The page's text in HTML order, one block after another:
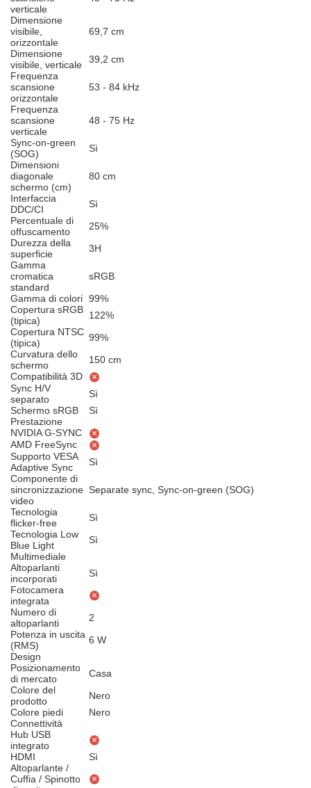
verticale
Dimensione
visibile,
orizzontale
69,7 cm
Dimensione
visibile, verticale
39,2 cm
Frequenza
scansione
orizzontale
53 - 84 kHz
Frequenza
scansione
verticale
48 - 75 Hz
Sync-on-green
(SOG)
Sì
Dimensioni
diagonale
schermo (cm)
80 cm
Interfaccia
DDC/CI
Sì
Percentuale di
offuscamento
25%
Durezza della
superficie
3H
Gamma
cromatica
standard
sRGB
Gamma di colori 99%
Copertura sRGB
(tipica)
122%
Copertura NTSC
(tipica)
99%
Curvatura dello
schermo
150 cm
Compatibilità 3D
Sync H/V
separato
Sì
Schermo sRGB
Sì
Prestazione
NVIDIA G-SYNC
AMD FreeSync
Supporto VESA
Adaptive Sync
Sì
Componente di
sincronizzazione
video
Separate sync, Sync-on-green (SOG)
Tecnologia
flicker-free
Sì
Tecnologia Low
Blue Light
Sì
Multimediale
Altoparlanti
incorporati
Sì
Fotocamera
integrata
Numero di
altoparlanti
2
Potenza in uscita
(RMS)
6 W
Design
Posizionamento
di mercato
Casa
Colore del
prodotto
Nero
Colore piedi
Nero
Connettività
Hub USB
integrato
HDMI
Sì
Altoparlante /
Cuffia / Spinotto